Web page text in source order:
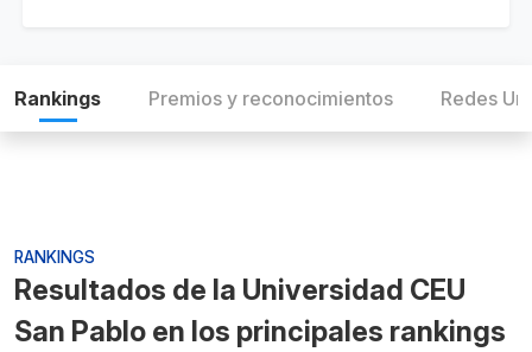
Rankings Premios y reconocimientos Redes
RANKINGS
Resultados de la Universidad CEU
San Pablo en los principales rankings